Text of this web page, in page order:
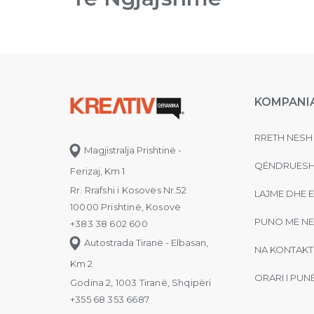
Magjistralja Prishtinë -
Ferizaj, Km 1
Rr. Rrafshi i Kosovës Nr.52
10000 Prishtinë, Kosovë
+383 38 602 600
Autostrada Tiranë - Elbasan,
Km 2
Godina 2, 1003 Tiranë, Shqipëri
+355 68 353 6687
RRETH NESH
LAJME DHE
PUNO ME NE
NA
ORARI I